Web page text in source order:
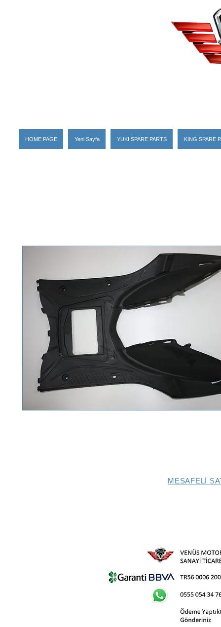
HOME PAGE Yeni Sayfa YUKI SPARE PARTS KING SPARE
MESAFELİ